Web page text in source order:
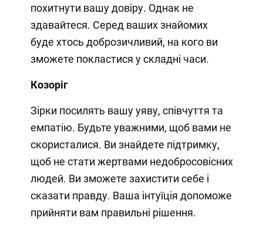
похитнути вашу довіру. Однак не
здавайтеся. Серед ваших знайомих
буде хтось доброзичливий, на кого ви
зможете покластися у складні часи.
Козоріг
Зірки посилять вашу уяву, співчуття та
емпатію. Будьте уважними, щоб вами не
скористалися. Ви знайдете підтримку,
щоб не стати жертвами недобросовісних
людей. Ви зможете захистити себе і
сказати правду. Ваша інтуїція допоможе
прийняти вам правильні рішення.